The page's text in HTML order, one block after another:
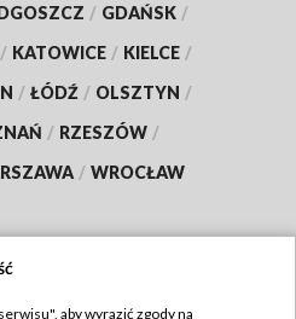
/ GDAŃSK /
/ KATOWICE / KIELCE /
/ ŁÓDŹ / OLSZTYN /
/ RZESZÓW /
/ WROCŁAW
aby wyrazić zgody na